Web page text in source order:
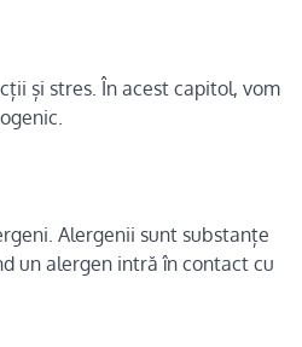
și stres. În acest capitol, vom
Alergenii sunt substanțe
un alergen intră în contact cu